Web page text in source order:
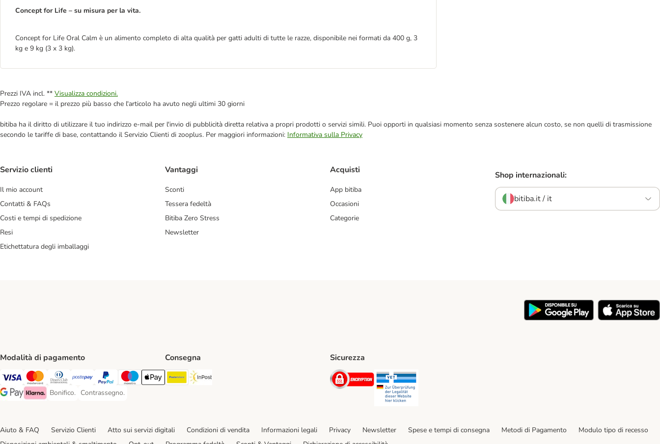
Concept for Life – su misura per la vita.
Concept for Life Oral Calm è un alimento completo di alta qualità per gatti adulti di tutte le razze, disponibile nei formati da 400 g, 3
kg e 9 kg (3 x 3 kg).
Prezzi IVA incl. ** Visualizza condizioni.
Prezzo regolare = il prezzo più basso che l'articolo ha avuto negli ultimi 30 giorni
bitiba ha il diritto di utilizzare il tuo indirizzo e-mail per l'invio di pubblicità diretta relativa a propri prodotti o servizi simili. Puoi opporti in qualsiasi momento senza sostenere alcun costo, se non quelli di trasmissione
secondo le tariffe di base, contattando il Servizio Clienti di zooplus. Per maggiori informazioni: Informativa sulla Privacy
Servizio clienti
Il mio account
Contatti & FAQs
Costi e tempi di spedizione
Resi
Etichettatura degli imballaggi
Vantaggi
Sconti
Tessera fedeltà
Bitiba Zero Stress
Newsletter
Acquisti
App bitiba
Occasioni
Categorie
Shop internazionali:
bitiba.it / it
Modalità di pagamento
Visa. Payment Method
Mastercard. Payment Method
Diners Club. Payment Method
Postepay. Payment Method
PayPal. Payment Method
Maestro. Payment Method
Apple pay. Payment Method
Google Pay Payment Method
Klarna Payment Method
Bonifico.
Bonifico. Payment Method
Contrassegno.
Contrassegno. Payment Method
Consegna
Poste Italiane. Shipping Method
Sicurezza
Security
Aiuto & FAQ Servizio Clienti Atto sui servizi digitali Condizioni di vendita Informazioni legali Privacy Newsletter Spese e tempi di consegna Metodi di Pagamento
Modulo tipo di recesso